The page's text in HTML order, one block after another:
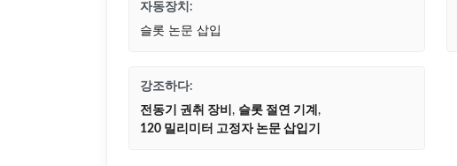
자동장치:
슬롯 논문 삽입
강조하다:
전동기 권취 장비 , 슬롯 절연 기계 ,
120 밀리미터 고정자 논문 삽입기